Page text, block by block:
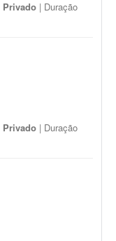
Privado | Duração
Privado | Duração